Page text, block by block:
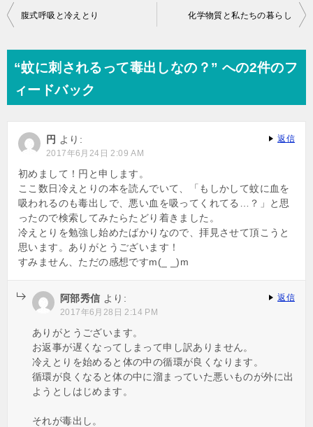
投
ゲ
シ
ョ
ン
腹式呼吸と冷えとり 化学物質と私たちの暮らし
“蚊に刺されるって毒出しなの？” への2件のフ
ィードバック
円 より:
2017年6月24日 2:09 AM
初めまして！円と申します。
ここ数日冷えとりの本を読んでいて、「もしかして蚊に血を
吸われるのも毒出しで、悪い血を吸ってくれてる…？」と思
ったので検索してみたらたどり着きました。
冷えとりを勉強し始めたばかりなので、拝見させて頂こうと
思います。ありがとうございます！
すみません、ただの感想ですm(_ _)m
返信
阿部秀信 より:
2017年6月28日 2:14 PM
ありがとうございます。
お返事が遅くなってしまって申し訳ありません。
冷えとりを始めると体の中の循環が良くなります。
循環が良くなると体の中に溜まっていた悪いものが外に出
ようとしはじめます。
それが毒出し。
返信